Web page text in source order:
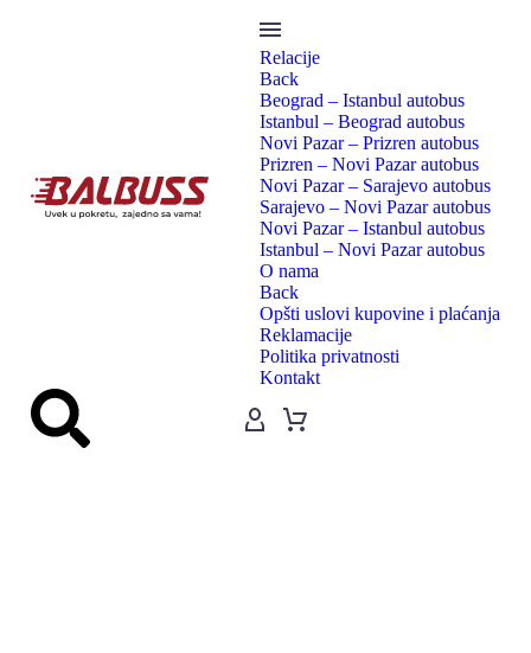
Relacije
Back
Beograd – Istanbul autobus
Istanbul – Beograd autobus
Novi Pazar – Prizren autobus
Prizren – Novi Pazar autobus
Novi Pazar – Sarajevo autobus
Sarajevo – Novi Pazar autobus
Novi Pazar – Istanbul autobus
Istanbul – Novi Pazar autobus
O nama
Back
Opšti uslovi kupovine i plaćanja
Reklamacije
Politika privatnosti
Kontakt